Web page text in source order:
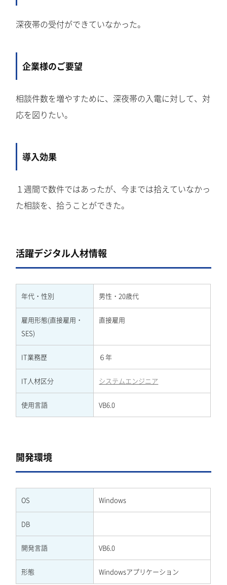
深夜帯の受付ができていなかった。
企業様のご要望
相談件数を増やすために、深夜帯の入電に対して、対
応を図りたい。
導入効果
１週間で数件ではあったが、今までは拾えていなかっ
た相談を、拾うことができた。
活躍デジタル人材情報
年代・性別 男性・20歳代
雇用形態(直接雇用・
SES)
直接雇用
IT業務歴 ６年
IT人材区分 システムエンジニア
使用言語 VB6.0
開発環境
OS Windows
DB
開発言語 VB6.0
形態 Windowsアプリケーション